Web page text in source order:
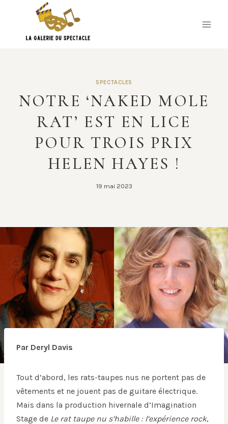
content
SPECTACLES
NOTRE ‘NAKED MOLE
RAT’ EST EN LICE
POUR TROIS PRIX
HELEN HAYES !
19 mai 2023
Par Deryl Davis
Tout d’abord, les rats-taupes nus ne portent pas de
vêtements et ne jouent pas de guitare électrique.
Mais dans la production hivernale d’Imagination
Stage de Le rat taupe nu s’habille : l’expérience rock,